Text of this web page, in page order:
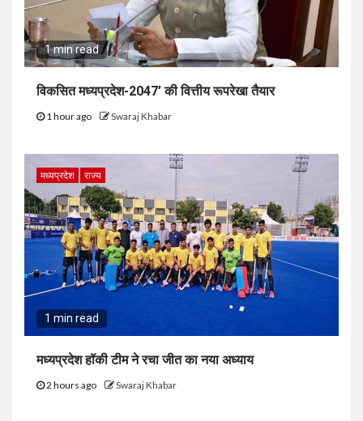
1 min read
विकसित मध्यप्रदेश-2047’ की वित्तीय रूपरेखा तैयार
1 hour ago Swaraj Khabar
मध्यप्रदेश राज्य
1 min read
मध्यप्रदेश हॉकी टीम ने रचा जीत का नया अध्याय
2 hours ago Swaraj Khabar